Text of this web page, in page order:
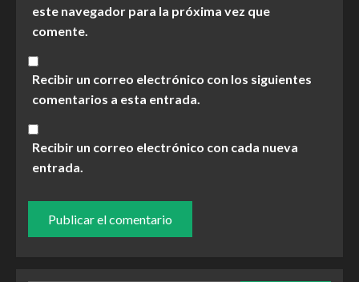
este navegador para la próxima vez que
comente.
Recibir un correo electrónico con los siguientes
comentarios a esta entrada.
Recibir un correo electrónico con cada nueva
entrada.